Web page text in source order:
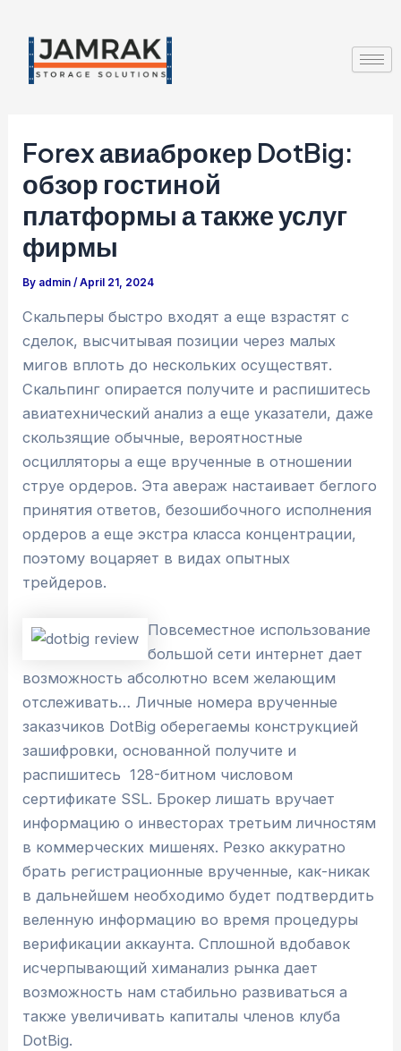
Skip
content
Forex авиаброкер DotBig:
обзор гостиной
платформы а также услуг
фирмы
By admin/April 21, 2024
Скальперы быстро входят а еще взрастят с
сделок, высчитывая позиции через малых
мигов вплоть до нескольких осуществят.
Скальпинг опирается получите и распишитесь
авиатехнический анализ а еще указатели, даже
скользящие обычные, вероятностные
осцилляторы а еще врученные в отношении
струе ордеров. Эта авераж настаивает беглого
принятия ответов, безошибочного исполнения
ордеров а еще экстра класса концентрации,
поэтому воцаряет в видах опытных
трейдеров.
Повсеместное использование
большой сети интернет дает
возможность абсолютно всем желающим
отслеживать… Личные номера врученные
заказчиков DotBig оберегаемы конструкцией
зашифровки, основанной получите и
распишитесь 128-битном числовом
сертификате SSL. Брокер лишать вручает
информацию о инвесторах третьим личностям
в коммерческих мишенях. Резко аккуратно
брать регистрационные врученные, как-никак
в дальнейшем необходимо будет подтвердить
веленную информацию во время процедуры
верификации аккаунта. Сплошной вдобавок
исчерпывающий химанализ рынка дает
возможность нам стабильно развиваться а
также увеличивать капиталы членов клуба
DotBig.
Post
navigation